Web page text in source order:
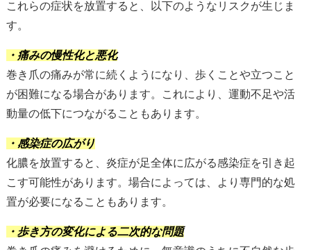
これらの症状を放置すると、以下のようなリスクが生じま
す。
・痛みの慢性化と悪化
巻き爪の痛みが常に続くようになり、歩くことや立つこと
が困難になる場合があります。これにより、運動不足や活
動量の低下につながることもあります。
・感染症の広がり
化膿を放置すると、炎症が足全体に広がる感染症を引き起
こす可能性があります。場合によっては、より専門的な処
置が必要になることもあります。
・歩き方の変化による二次的な問題